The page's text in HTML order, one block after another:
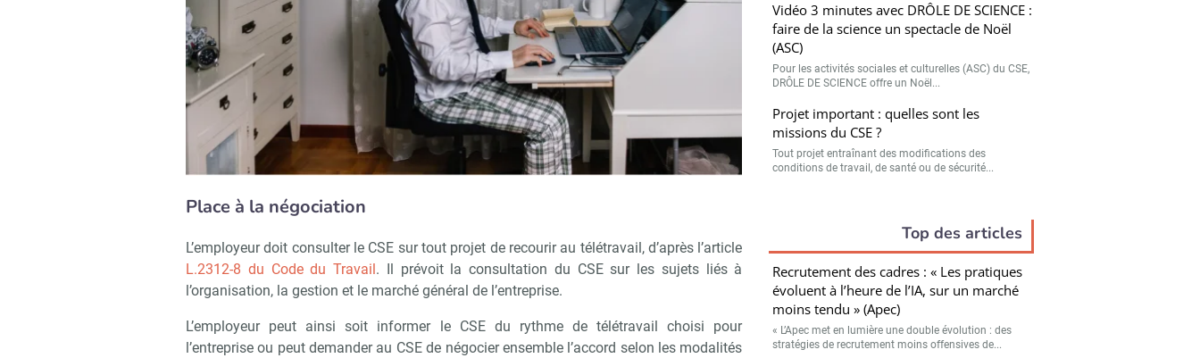
Place à la négociation
L’employeur doit consulter le CSE sur tout projet de recourir au télétravail, d’après l’article
L.2312-8 du Code du Travail. Il prévoit la consultation du CSE sur les sujets liés à
l’organisation, la gestion et le marché général de l’entreprise.
L’employeur peut ainsi soit informer le CSE du rythme de télétravail choisi pour
l’entreprise ou peut demander au CSE de négocier ensemble l’accord selon les modalités
Vidéo 3 minutes avec DRÔLE DE SCIENCE :
faire de la science un spectacle de Noël
(ASC)
Pour les activités sociales et culturelles (ASC) du CSE,
DRÔLE DE SCIENCE offre un Noël...
Projet important : quelles sont les
missions du CSE ?
Tout projet entraînant des modifications des
conditions de travail, de santé ou de sécurité...
Top des articles
Recrutement des cadres : « Les pratiques
évoluent à l’heure de l’IA, sur un marché
moins tendu » (Apec)
« L’Apec met en lumière une double évolution : des
stratégies de recrutement moins offensives de...